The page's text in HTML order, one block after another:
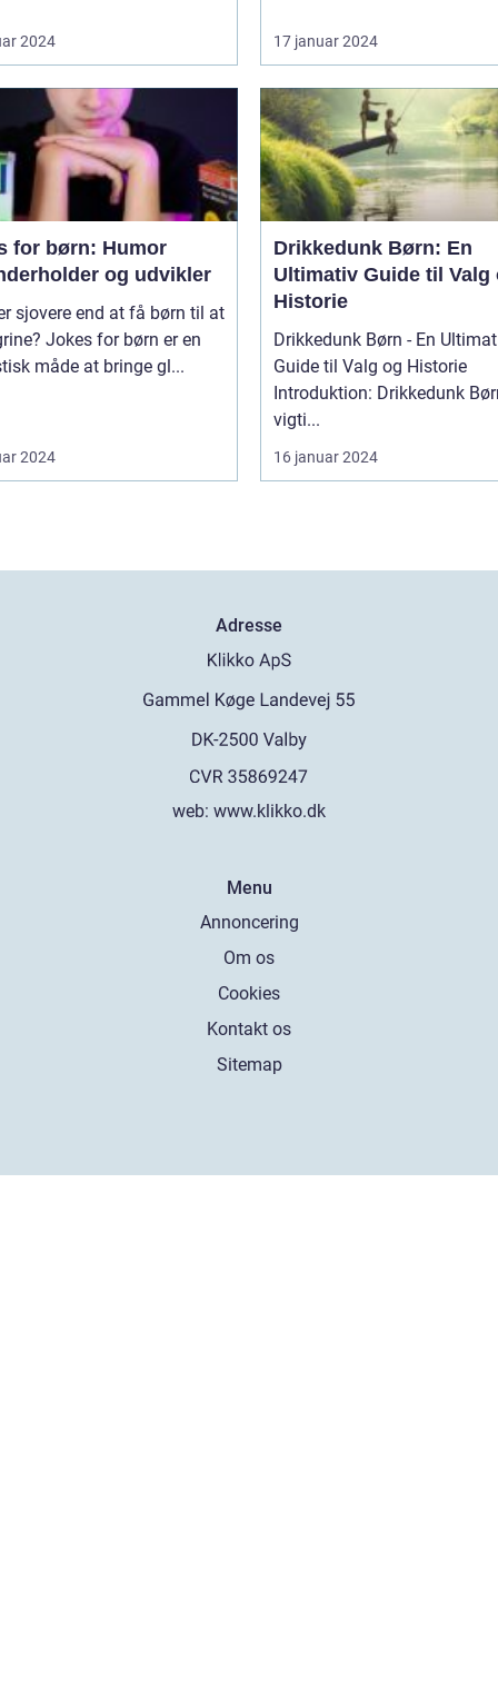
2024 17 januar 2024
for børn: Humor
og udvikler
sjovere end at få børn til at
Jokes for børn er en
måde at bringe gl...
2024
Drikkedunk Børn: En
Ultimativ Guide til Valg
Historie
Drikkedunk Børn - En
Guide til Valg og Historie
Introduktion: Drikkedunk
vigti...
16 januar 2024
Adresse
web: www.klikko.dk
Menu
Annoncering
Om os
Cookies
Kontakt os
Sitemap